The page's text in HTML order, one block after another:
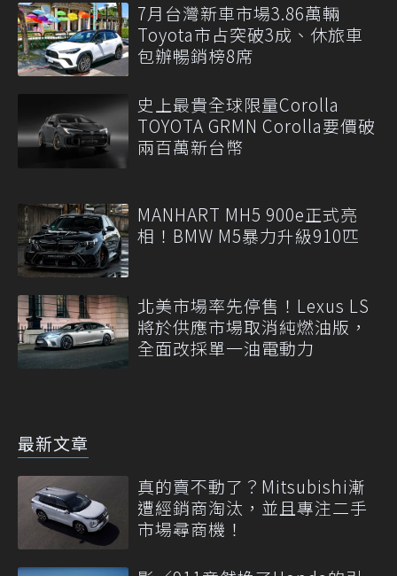
7月台灣新車市場3.86萬輛
Toyota市占突破3成、休旅車
包辦暢銷榜8席
史上最貴全球限量Corolla
TOYOTA GRMN Corolla要價破
兩百萬新台幣
MANHART MH5 900e正式亮
相！BMW M5暴力升級910匹
北美市場率先停售！Lexus LS
將於供應市場取消純燃油版，
全面改採單一油電動力
最新文章
真的賣不動了？Mitsubishi漸
遭經銷商淘汰，並且專注二手
市場尋商機！